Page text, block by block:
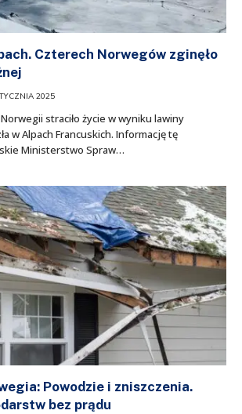
Czterech Norwegów zginęło
2025
straciło życie w wyniku lawiny
w Alpach Francuskich. Informację tę
Ministerstwo Spraw…
Powodzie i zniszczenia.
bez prądu